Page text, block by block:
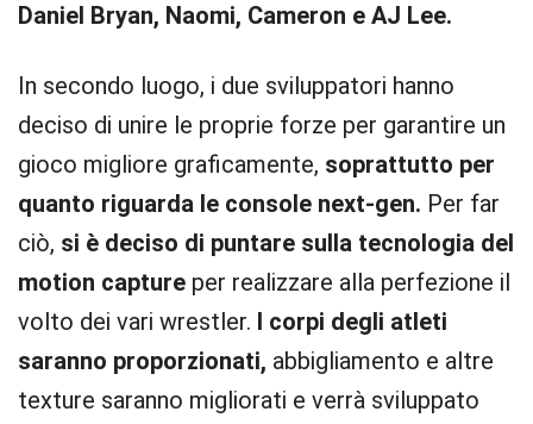
Daniel Bryan, Naomi, Cameron e AJ Lee.
In secondo luogo, i due sviluppatori hanno
deciso di unire le proprie forze per garantire un
gioco migliore graficamente, soprattutto per
quanto riguarda le console next-gen. Per far
ciò, si è deciso di puntare sulla tecnologia del
motion capture per realizzare alla perfezione il
volto dei vari wrestler. I corpi degli atleti
saranno proporzionati, abbigliamento e altre
texture saranno migliorati e verrà sviluppato